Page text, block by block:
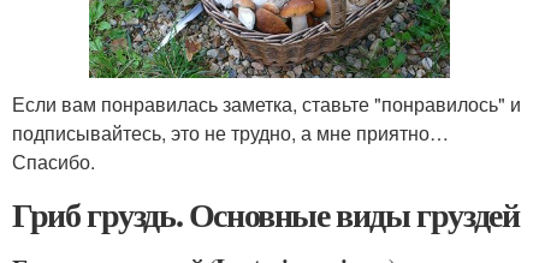
Если вам понравилась заметка, ставьте "понравилось" и
подписывайтесь, это не трудно, а мне приятно…
Спасибо.
Гриб груздь. Основные виды груздей